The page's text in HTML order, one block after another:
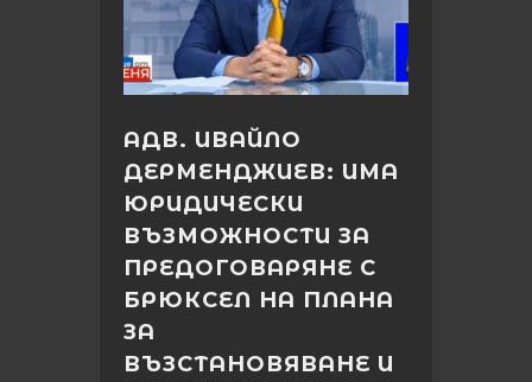
АДВ. ИВАЙЛО
ДЕРМЕНДЖИЕВ: ИМА
ЮРИДИЧЕСКИ
ВЪЗМОЖНОСТИ ЗА
ПРЕДОГОВАРЯНЕ С
БРЮКСЕЛ НА ПЛАНА
ЗА
ВЪЗСТАНОВЯВАНЕ И